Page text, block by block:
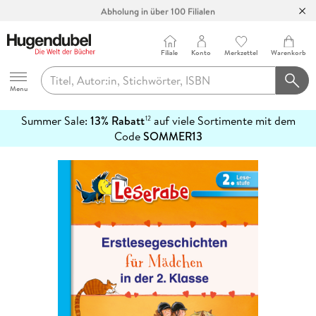
Abholung in über 100 Filialen
Hugendubel
Menu
Filiale Konto Merkzettel Warenkorb
Summer Sale: 13% Rabatt12auf viele Sortimente mit dem
CodeSOMMER13
erfahren